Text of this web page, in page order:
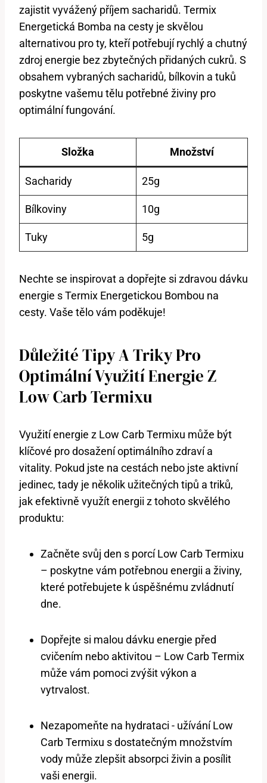
zajistit vyvážený⁢ příjem ‌sacharidů. Termix
Energetická Bomba na cesty je skvělou
alternativou pro ⁣ty, kteří potřebují rychlý a⁢ chutný
⁤zdroj energie bez zbytečných přidaných cukrů. S
‌obsahem‍ vybraných sacharidů, bílkovin a ⁢tuků
poskytne vašemu tělu potřebné živiny ‍pro
optimální fungování.
Složka Množství
Sacharidy 25g
Bílkoviny 10g
Tuky 5g
Nechte ⁣se inspirovat a‍ dopřejte si zdravou dávku
energie s Termix Energetickou Bombou‍ na
cesty.⁤ Vaše tělo vám poděkuje!
Důležité Tipy A Triky ‌pro
Optimální Využití Energie‌ Z
‍Low Carb Termixu
Využití energie z Low Carb Termixu může​ být
klíčové pro dosažení ‍optimálního zdraví a
‍vitality.‌ Pokud jste na ‍cestách nebo jste⁣ aktivní
jedinec, tady je několik užitečných tipů a triků,
jak ‍efektivně‍ využít energii z tohoto skvělého⁤
produktu:
Začněte svůj den s porcí Low ⁣Carb Termixu
– poskytne vám‌ potřebnou energii a živiny,
⁢které potřebujete k úspěšnému‌ zvládnutí
‍dne.
Dopřejte si⁢ malou ⁤dávku energie ‌před
cvičením nebo aktivitou – ⁤Low ⁤Carb​ Termix
může vám pomoci zvýšit výkon a
vytrvalost.
Nezapomeňte na hydrataci ⁣- užívání Low
Carb Termixu s dostatečným množstvím
vody může zlepšit absorpci živin a posílit
vaši ‌energii.